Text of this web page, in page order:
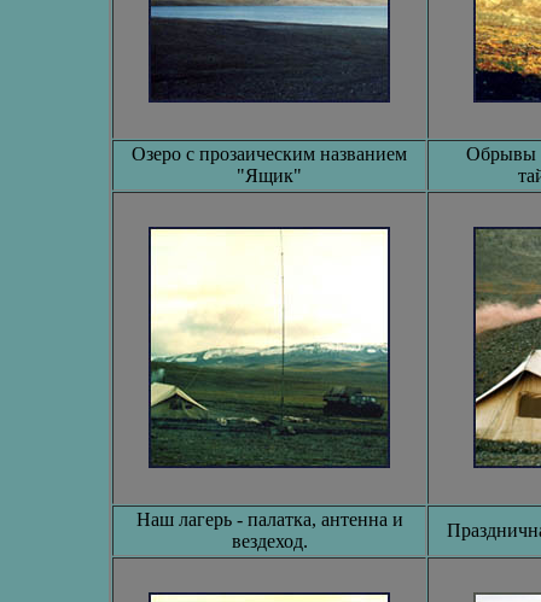
Озеро с прозаическим названием
"Ящик"
Обрывы
Наш лагерь - палатка, антенна и
вездеход.